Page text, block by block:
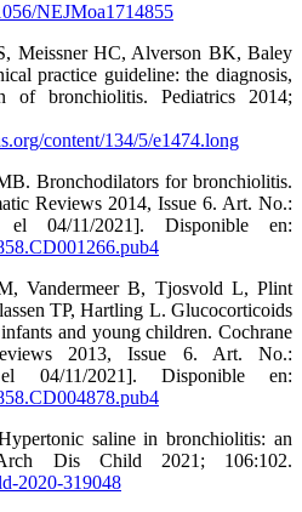
NEJMoa1714855
Meissner HC, Alverson BK, Baley
practice guideline: the diagnosis,
of bronchiolitis. Pediatrics 2014;
content/134/5/e1474.long
Bronchodilators for bronchiolitis.
Reviews 2014, Issue 6. Art. No.:
04/11/2021]. Disponible en:
Vandermeer B, Tjosvold L, Plint
TP, Hartling L. Glucocorticoids
and young children. Cochrane
2013, Issue 6. Art. No.:
04/11/2021]. Disponible en:
saline in bronchiolitis: an
Dis Child 2021; 106:102.
2020-319048